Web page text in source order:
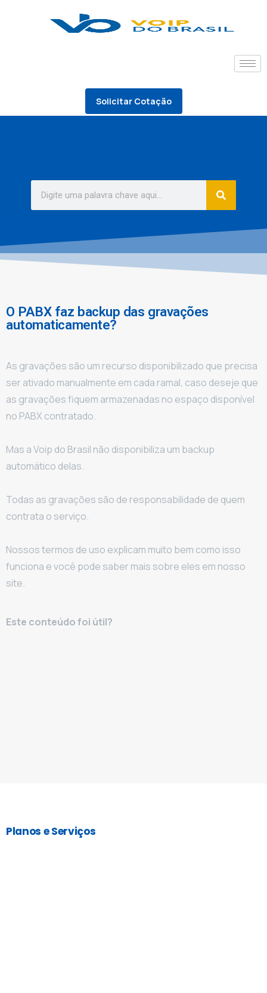
Solicitar Cotação
O PABX faz backup das gravações
automaticamente?
As gravações são um recurso disponibilizado que precisa
ser ativado manualmente em cada ramal, caso deseje que
as gravações fiquem armazenadas no espaço disponível
no PABX contratado.
Mas a Voip do Brasil não disponibiliza um backup
automático delas.
Todas as gravações são de responsabilidade de quem
contrata o serviço.
Nossos termos de uso explicam muito bem como isso
funciona e você pode saber mais sobre eles em nosso
site.
Este conteúdo foi útil?
Planos e Serviços